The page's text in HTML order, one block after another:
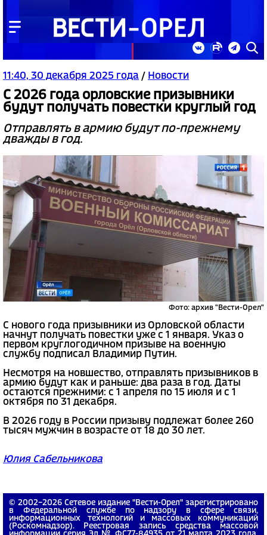
11:40, 30 декабря 2025 года / Новости
С 2026 года орловские призывники
будут получать повестки круглый год
Отправлять в армию будут по-прежнему
дважды в год.
Фото: архив "Вести-Орел"
С нового года призывники из Орловской области
начнут получать повестки уже с 1 января. Указ о
первом круглогодичном призыве на военную
службу подписал Владимир Путин.
Несмотря на новшество, отправлять призывников в
армию будут как и раньше: два раза в год. Даты
остаются прежними: с 1 апреля по 15 июля и с 1
октября по 31 декабря.
В 2026 году в России призыву подлежат более 260
тысяч мужчин в возрасте от 18 до 30 лет.
Юлия Сабельникова
© 2002−2026 Сетевое издание "Вести-Орел" зарегистрировано
в Федеральной службе по надзору в сфере связи,
информационных технологий и массовых коммуникаций
(Роскомнадзор). Реестровая запись средства массовой